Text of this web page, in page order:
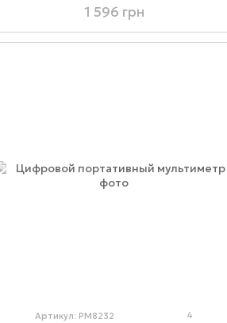
1 596 грн
Артикул: PM8232 4